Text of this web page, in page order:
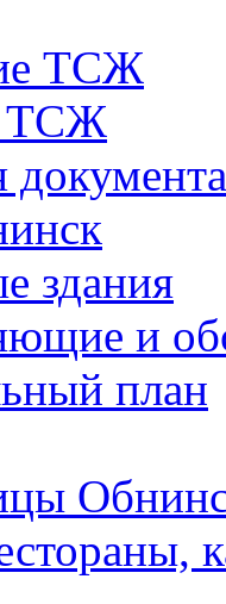
ТСЖ
ТСЖ
здания
и
план